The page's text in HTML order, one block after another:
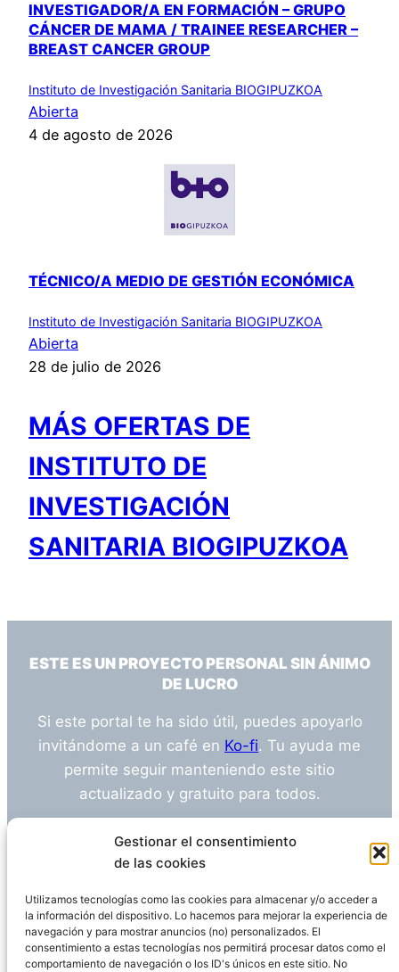
Gestionar el consentimiento
de las cookies
Utilizamos tecnologías como las cookies para almacenar y/o acceder a
la información del dispositivo. Lo hacemos para mejorar la experiencia de
navegación y para mostrar anuncios (no) personalizados. El
consentimiento a estas tecnologías nos permitirá procesar datos como el
comportamiento de navegación o los ID's únicos en este sitio. No
INVESTIGADOR/A EN FORMACIÓN – GRUPO
CÁNCER DE MAMA / TRAINEE RESEARCHER –
BREAST CANCER GROUP
Instituto de Investigación Sanitaria BIOGIPUZKOA
Abierta
4 de agosto de 2026
TÉCNICO/A MEDIO DE GESTIÓN ECONÓMICA
Instituto de Investigación Sanitaria BIOGIPUZKOA
Abierta
28 de julio de 2026
MÁS OFERTAS DE
INSTITUTO DE
INVESTIGACIÓN
SANITARIA BIOGIPUZKOA
ESTE ES UN PROYECTO PERSONAL SIN ÁNIMO
DE LUCRO
Si este portal te ha sido útil, puedes apoyarlo
invitándome a un café en Ko-fi. Tu ayuda me
permite seguir manteniendo este sitio
actualizado y gratuito para todos.
¿Tienes alguna duda o sugerencia? Escríbeme
info@empleosanitarioinvestigacion.es
Descargo de Responsabilidad